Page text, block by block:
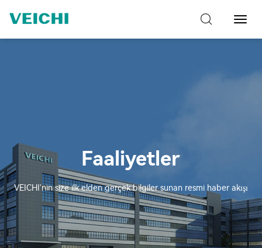
Faaliyetler
VEICHI'nin size ilk elden gerçek bilgiler sunan resmi haber akışı